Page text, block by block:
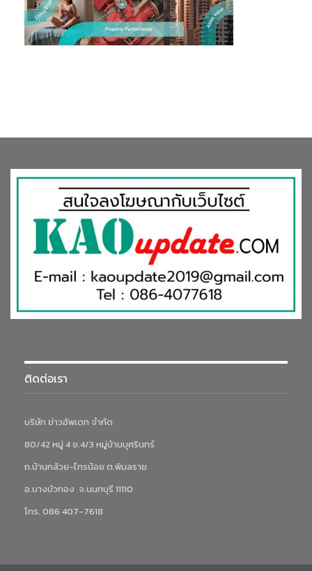
ติดต่อเรา
บริษัท ข่าวอัพเดท จำกัด
80/42 หมู่ 4 ซ.4/3 หมู่บ้านบุศรินทร์
ถ.บ้านกล้วย-ไทรน้อย ต.พิมลราช
อ.บางบัวทอง จ.นนทบุรี 11110
โทร. 086 407-7618